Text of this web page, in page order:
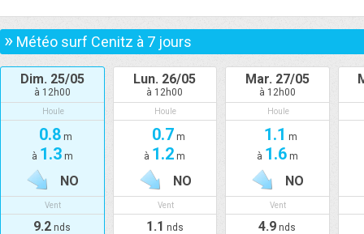
» Météo surf Cenitz à 7 jours
Dim. 25/05
à 12h00
Houle
0.8 m
à 1.3m
NO
Vent
9.2 nds
Lun. 26/05
à 12h00
Houle
0.7 m
à 1.2 m
NO
Vent
1.1 nds
Mar. 27/05
à 12h00
Houle
1.1 m
à 1.6m
NO
Vent
4.9 nds